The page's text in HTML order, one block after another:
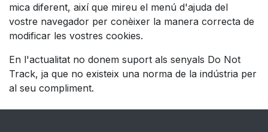
mica diferent, així que mireu el menú d'ajuda del
vostre navegador per conèixer la manera correcta de
modificar les vostres cookies.
En l'actualitat no donem suport als senyals Do Not
Track, ja que no existeix una norma de la indústria per
al seu compliment.